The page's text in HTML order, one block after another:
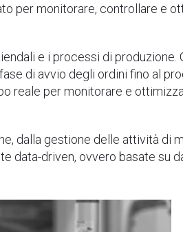
per monitorare, controllare e
e i processi di produzione.
di avvio degli ordini fino al
reale per monitorare e
dalla gestione delle attività di
data-driven, ovvero basate su